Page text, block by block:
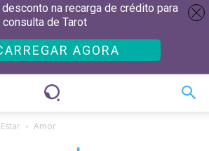
Amor
na recarga de crédito para
consulta de Tarot
AGORA